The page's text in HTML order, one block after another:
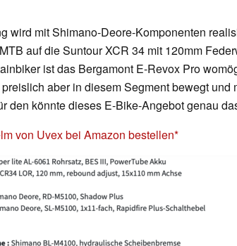
wird mit Shimano-Deore-Komponenten
auf die Suntour XCR 34 mit 120mm
ist das Bergamont E-Revox Pro
aber in diesem Segment bewegt und
den könnte dieses E-Bike-Angebot genau
von Uvex bei Amazon bestellen